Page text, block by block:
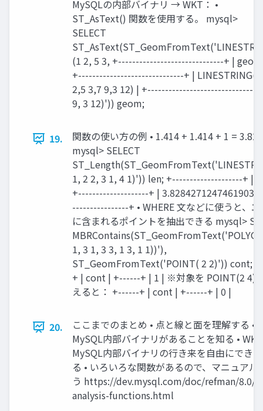
MySQLの内部バイナリ → WKT： •
ST_AsText() 関数を使用する。 mysql>
SELECT
(1 2, 5 3, +------------------------------+ |
+------------------------------+ | LINESTRING(1
2,5 3,7 9,3 12) | +------------------------------+
9, 3 12)')) geom;
19.
関数の使い方の例 • 1.414 + 1.414 + 1 = 3.828
mysql> SELECT
1, 2 2, 3 1, 4 1)')) len; +--------------------+ |
+--------------------+ | 3.8284271247461903 |
----------------+ • WHERE 文などに使うと、
に含まれるポイントを抽出できる mysql>
1, 3 1, 3 3, 1 3, 1 1))'),
ST_GeomFromText('POINT( 2 2)')) cont;
+ | cont | +------+ | 1 | ※対象を POINT(2 4)
えると： +------+ | cont | +------+ | 0 |
20.
ここまでのまとめ • 点と線と面を理解する •
MySQL内部バイナリがあることを知る •
MySQL内部バイナリの行き来を自由にでき
る • いろいろな関数があるので、マニュアル
う https://dev.mysql.com/doc/refman/8.0/
analysis-functions.html